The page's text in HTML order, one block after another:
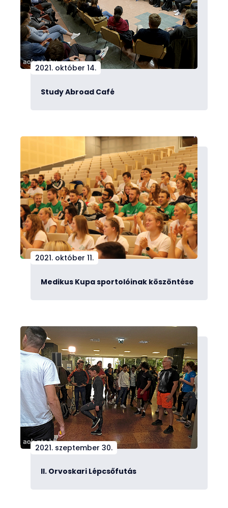
2021. október 14.
Study Abroad Café
2021. október 11.
Medikus Kupa sportolóinak köszöntése
2021. szeptember 30.
II. Orvoskari Lépcsőfutás